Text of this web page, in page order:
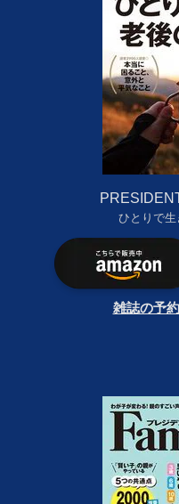
ひとりで生
雑誌の予